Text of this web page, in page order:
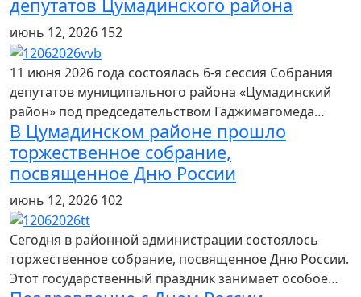
депутатов Цумадинского района
июнь 12, 2026 152
11 июня 2026 года состоялась 6-я сессия Собрания
депутатов муниципального района «Цумадинский
район» под председательством Гаджимагомеда…
В Цумадинском районе прошло
торжественное собрание,
посвященное Дню России
июнь 12, 2026 102
Сегодня в районной администрации состоялось
торжественное собрание, посвященное Дню России.
Этот государственный праздник занимает особое…